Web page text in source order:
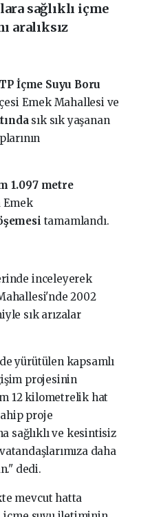
sağlıklı içme
aralıksız
İçme Suyu Boru
Emek Mahallesi ve
sık sık yaşanan
1.097 metre
Emek
tamamlandı.
inceleyerek
2002
sık arızalar
yürütülen kapsamlı
projesinin
12 kilometrelik hat
proje
sağlıklı ve kesintisiz
daha
dedi.
mevcut hatta